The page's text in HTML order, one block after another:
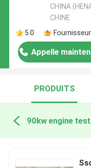
CHINA
CHINE
5.0
Appelle
PRODUITS